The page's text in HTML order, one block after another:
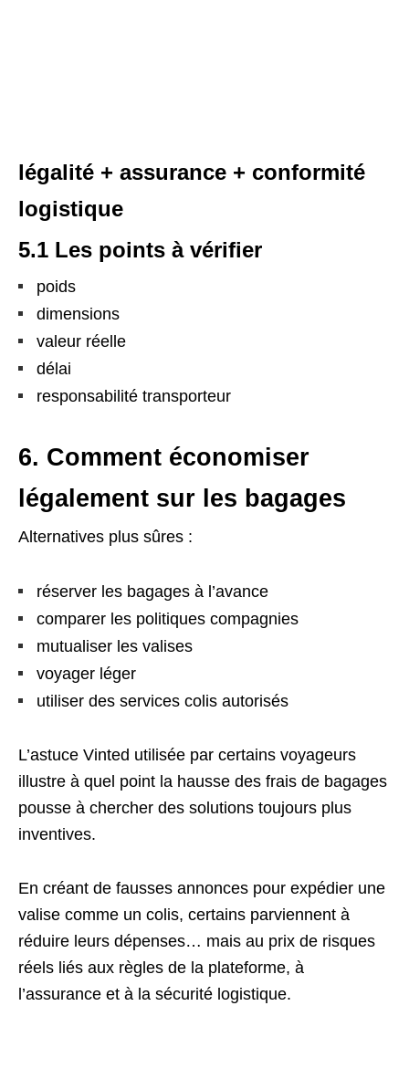
légalité + assurance + conformité
logistique
5.1 Les points à vérifier
poids
dimensions
valeur réelle
délai
responsabilité transporteur
6. Comment économiser
légalement sur les bagages
Alternatives plus sûres :
réserver les bagages à l’avance
comparer les politiques compagnies
mutualiser les valises
voyager léger
utiliser des services colis autorisés
L’astuce Vinted utilisée par certains voyageurs
illustre à quel point la hausse des frais de bagages
pousse à chercher des solutions toujours plus
inventives.
En créant de fausses annonces pour expédier une
valise comme un colis, certains parviennent à
réduire leurs dépenses… mais au prix de risques
réels liés aux règles de la plateforme, à
l’assurance et à la sécurité logistique.